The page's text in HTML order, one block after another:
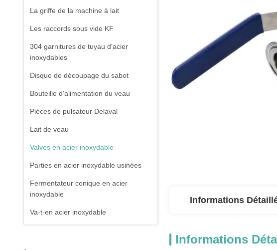
La griffe de la machine à lait
Les raccords sous vide KF
304 garnitures de tuyau d'acier
inoxydables
Disque de découpage du sabot
Bouteille d'alimentation du veau
Pièces de pulsateur Delaval
Lait de veau
Valves en acier inoxydable
Parties en acier inoxydable usinées
Fermentateur conique en acier
inoxydable
Va-t-en acier inoxydable
Informations
Informations